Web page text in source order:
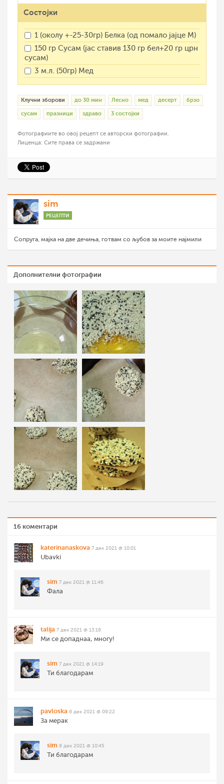
Состојки
1 (околу +-25-30гр) Белка (од помало јајце М)
150 гр Сусам (јас ставив 130 гр бел+20 гр црн
сусам)
3 м.л. (50гр) Мед
Клучни зборови до 30 мин Лесно мед десерт брзо
сусам празници здраво 3 состојки
Фотографиите во овој рецепт се авторски фотографии.
Лиценца: Сите права се задржани
sim
РЕЦЕПТИ
Сопруга, мајка на две дечиња, готвам со љубов за моите најмили
Дополнителни фотографии
16 коментари
katerinanaskova 7 дек 2021 @ 10:01
Ubavki
sim 7 дек 2021 @ 11:46
Фала
talija 7 дек 2021 @ 13:18
Ми се допаднаа, многу!
sim 7 дек 2021 @ 14:19
Ти благодарам
pavloska 8 дек 2021 @ 09:22
За мерак
sim 8 дек 2021 @ 10:45
Ти благодарам